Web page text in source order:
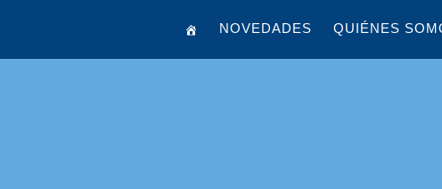
NOVEDADES QUIÉNES